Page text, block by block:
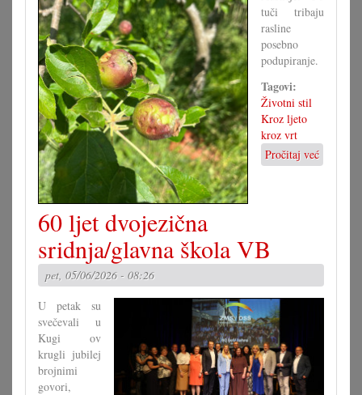
tuči tribaju
rasline
posebno
podupiranje.
Tagovi:
Životni stil
Kroz ljeto
kroz vrt
Pročitaj već
Kad
60 ljet dvojezična
sridnja/glavna škola VB
pet, 05/06/2026 - 08:26
U petak su
svečevali u
Kugi ov
krugli jubilej
brojnimi
govori,